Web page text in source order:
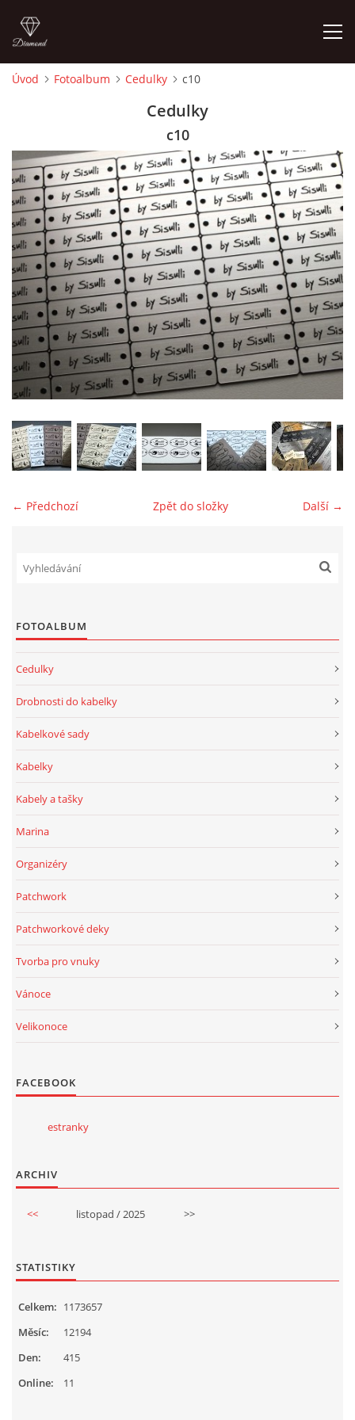
CEDULKY
MOJE POSLEDNÍ PRÁCE
jk-laguna@seznam.cz
© 2025 eStránky.cz
Úvod Fotoalbum Cedulky c10
Cedulky
c10
← Předchozí Další →
Zpět do složky
FOTOALBUM
Cedulky
Drobnosti do kabelky
Kabelkové sady
Kabelky
Kabely a tašky
Marina
Organizéry
Patchwork
Patchworkové deky
Tvorba pro vnuky
Vánoce
Velikonoce
FACEBOOK
estranky
ARCHIV
<< listopad / 2025 >>
STATISTIKY
Online: 11
Celkem: 1173657
Měsíc:
12194
Den:
415